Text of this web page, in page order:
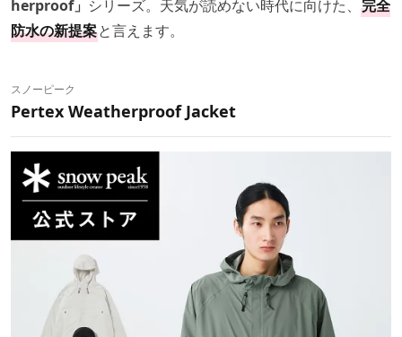
herproof」 シリーズ。天気が読めない時代に向けた、 完全
防水の新提案と言えます。
スノーピーク
Pertex Weatherproof Jacket